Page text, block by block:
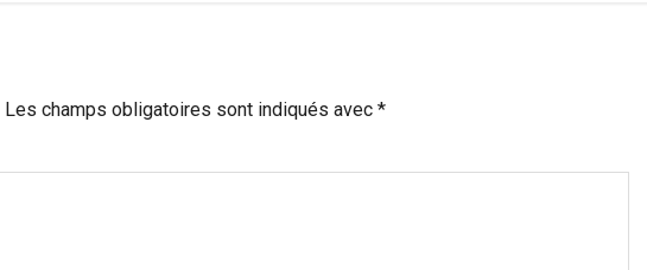
Les champs obligatoires sont indiqués avec *